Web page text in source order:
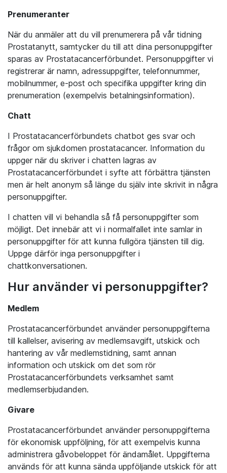
Prenumeranter
När du anmäler att du vill prenumerera på vår tidning
Prostatanytt, samtycker du till att dina personuppgifter
sparas av Prostatacancerförbundet. Personuppgifter vi
registrerar är namn, adressuppgifter, telefonnummer,
mobilnummer, e-post och specifika uppgifter kring din
prenumeration (exempelvis betalningsinformation).
Chatt
I Prostatacancerförbundets chatbot ges svar och
frågor om sjukdomen prostatacancer. Information du
uppger när du skriver i chatten lagras av
Prostatacancerförbundet i syfte att förbättra tjänsten
men är helt anonym så länge du själv inte skrivit in några
personuppgifter.
I chatten vill vi behandla så få personuppgifter som
möjligt. Det innebär att vi i normalfallet inte samlar in
personuppgifter för att kunna fullgöra tjänsten till dig.
Uppge därför inga personuppgifter i
chattkonversationen.
Hur använder vi personuppgifter?
Medlem
Prostatacancerförbundet använder personuppgifterna
till kallelser, avisering av medlemsavgift, utskick och
hantering av vår medlemstidning, samt annan
information och utskick om det som rör
Prostatacancerförbundets verksamhet samt
medlemserbjudanden.
Givare
Prostatacancerförbundet använder personuppgifterna
för ekonomisk uppföljning, för att exempelvis kunna
administrera gåvobeloppet för ändamålet. Uppgifterna
används för att kunna sända uppföljande utskick för att